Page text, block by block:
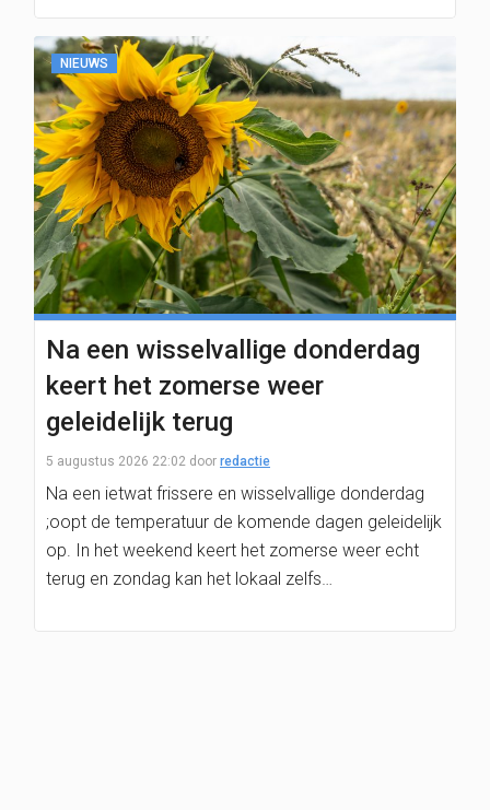
NIEUWS
Na een wisselvallige donderdag
keert het zomerse weer
geleidelijk terug
5 augustus 2026 22:02 door redactie
Na een ietwat frissere en wisselvallige donderdag
;oopt de temperatuur de komende dagen geleidelijk
op. In het weekend keert het zomerse weer echt
terug en zondag kan het lokaal zelfs…